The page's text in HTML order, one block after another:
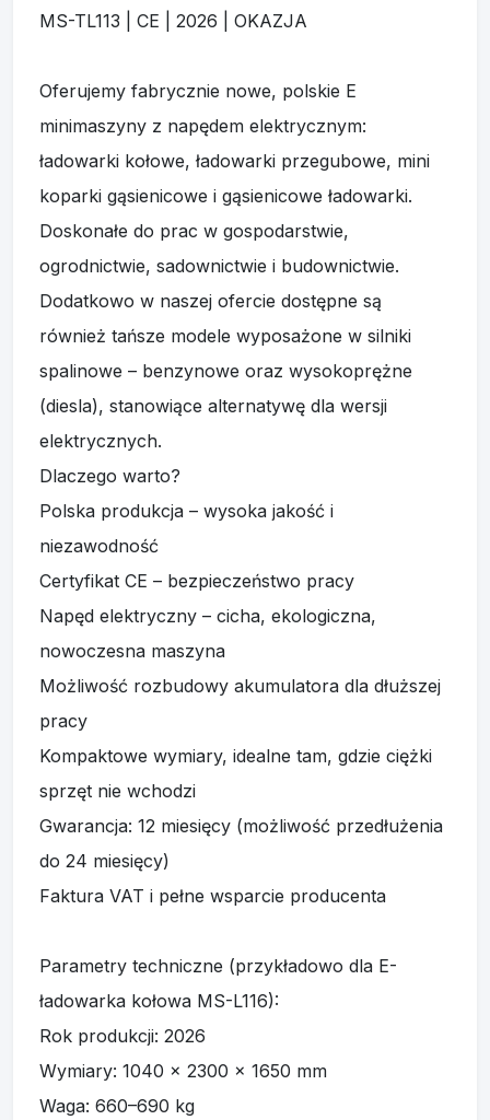
Doskonałe do prac w gospodarstwie,
Dodatkowo w naszej ofercie dostępne są
również tańsze modele wyposażone w silniki
spalinowe – benzynowe oraz wysokoprężne
(diesla), stanowiące alternatywę dla wersji
elektrycznych.
Dlaczego warto?
Polska produkcja – wysoka jakość i
niezawodność
Certyfikat CE – bezpieczeństwo pracy
Napęd elektryczny – cicha, ekologiczna,
nowoczesna maszyna
Możliwość rozbudowy akumulatora dla dłuższej
pracy
Kompaktowe wymiary, idealne tam, gdzie ciężki
sprzęt nie wchodzi
Gwarancja: 12 miesięcy (możliwość przedłużenia
do 24 miesięcy)
Faktura VAT i pełne wsparcie producenta
Parametry techniczne (przykładowo dla E-
ładowarka kołowa MS-L116):
Rok produkcji: 2026
Wymiary: 1040 x 2300 x 1650 mm
Waga: 660–690 kg
Silnik elektryczny: 3–10 kW, moment obrotowy
70 Nm
Akumulator: LiFePO4 12,8 V 200 Ah, czas pracy
ok. 1 h (2 akumulatory)